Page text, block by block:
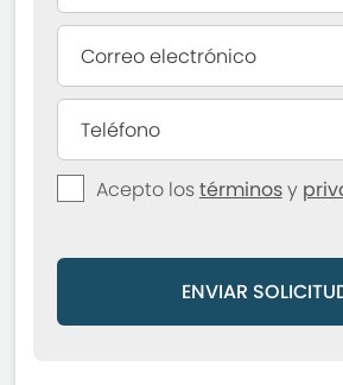
Acepto lostérminosy
ENVIAR